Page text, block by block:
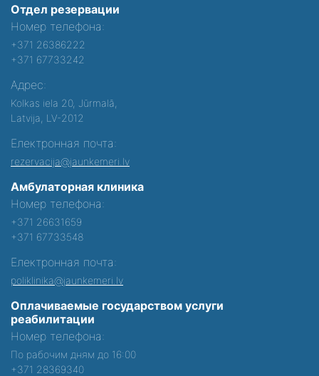
Отдел резервации
Номер телефона:
+371 26386222
+371 67733242
Адрес:
Kolkas iela 20, Jūrmalā,
Latvija, LV-2012
Електронная почта:
rezervacija@jaunkemeri.lv
Амбулаторная клиника
Номер телефона:
+371 26631659
+371 67733548
Електронная почта:
poliklinika@jaunkemeri.lv
Оплачиваемые государством услуги
реабилитации
Номер телефона:
По рабочим дням до 16:00
+371 28369340